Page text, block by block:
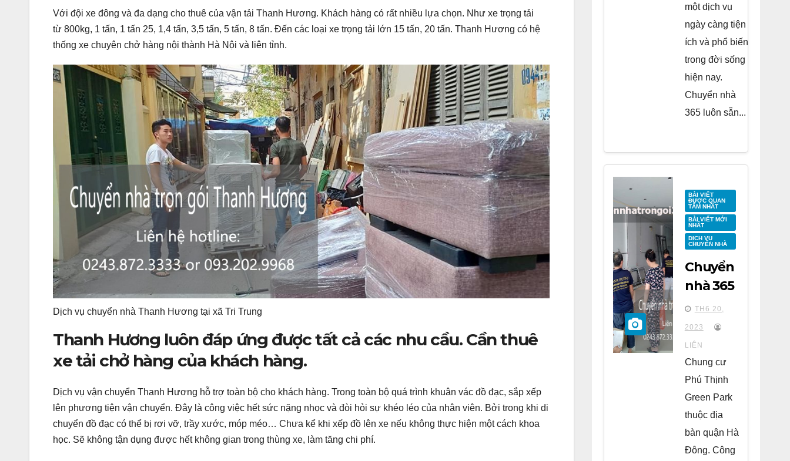
Với đội xe đông và đa dạng cho thuê của vận tải Thanh Hương. Khách hàng có rất nhiều lựa chọn. Như xe trọng tải
từ 800kg, 1 tấn, 1 tấn 25, 1,4 tấn, 3,5 tấn, 5 tấn, 8 tấn. Đến các loại xe trọng tải lớn 15 tấn, 20 tấn. Thanh Hương có hệ
thống xe chuyên chở hàng nội thành Hà Nội và liên tỉnh.
Dịch vụ chuyển nhà Thanh Hương tại xã Tri Trung
Thanh Hương luôn đáp ứng được tất cả các nhu cầu. Cần thuê
xe tải chở hàng của khách hàng.
Dịch vụ vận chuyển Thanh Hương hỗ trợ toàn bộ cho khách hàng. Trong toàn bộ quá trình khuân vác đồ đạc, sắp xếp
lên phương tiện vận chuyển. Đây là công việc hết sức nặng nhọc và đòi hỏi sự khéo léo của nhân viên. Bởi trong khi di
chuyển đồ đạc có thể bị rơi vỡ, trầy xước, móp méo… Chưa kể khi xếp đồ lên xe nếu không thực hiện một cách khoa
học. Sẽ không tận dụng được hết không gian trong thùng xe, làm tăng chi phí.
một dịch vụ
ngày càng tiện
ích và phổ biến
trong đời sống
hiện nay.
Chuyển nhà
365 luôn sẵn...
BÀI VIẾT
ĐƯỢC QUAN
TÂM NHẤT
BÀI VIẾT MỚI
NHẤT
DỊCH VỤ
CHUYỂN NHÀ
Chuyển
nhà 365
tại
chung
cư Phú
Thịnh
Green
Park Hà
Đông
TH6 20,
2023
LIÊN
Chung cư
Phú Thịnh
Green Park
thuộc địa
bàn quận Hà
Đông. Công